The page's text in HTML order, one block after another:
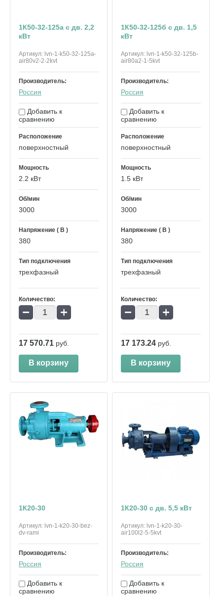
1К50-32-125а с дв. 2,2
кВт
Артикул: lvn-1-k50-32-125a-
air80v2-2-2kvt
Производитель:
Россия
Добавить к
сравнению
Расположение
поверхностный
Мощность
2.2 кВт
Об/мин
3000
Напряжение ( В )
380
Тип подключения
трехфазный
Количество:
− +
17 570.71 руб.
В корзину
1К50-32-125б с дв. 1,5
кВт
Артикул:lvn-1-k50-32-125b-
air80a2-1-5kvt
Производитель:
Россия
Добавить к
сравнению
Расположение
поверхностный
Мощность
1.5 кВт
Об/мин
3000
Напряжение ( В )
380
Тип подключения
трехфазный
Количество:
− +
17 173.24 руб.
В корзину
1К20-30
Артикул: lvn-1-k20-30-bez-
dv-rami
Производитель:
Россия
Добавить к
сравнению
1К20-30 с дв. 5,5 кВт
Артикул:lvn-1-k20-30-
air100l2-5-5kvt
Производитель:
Россия
Добавить к
сравнению